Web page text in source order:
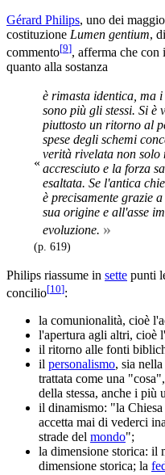
Gérard Philips, uno dei
costituzione Lumen gentium,
commento[9], afferma che con
quanto alla sostanza
«
è rimasta identica, ma
sono più gli stessi. Si
piuttosto un ritorno al
spese degli schemi
verità rivelata non solo
accresciuto e la forza
esaltata. Se l'antica
è precisamente grazie
sua origine e all'asse
evoluzione. »
(p. 619)
Philips riassume in sette punti
concilio[10]:
la comunionalità, cioè
l'apertura agli altri, cioè l'
il ritorno alle fonti
il personalismo, sia
trattata come una
della stessa, anche i più
il dinamismo: "la Chiesa
accetta mai di vederci
strade del mondo";
la dimensione storica: il
dimensione storica; la